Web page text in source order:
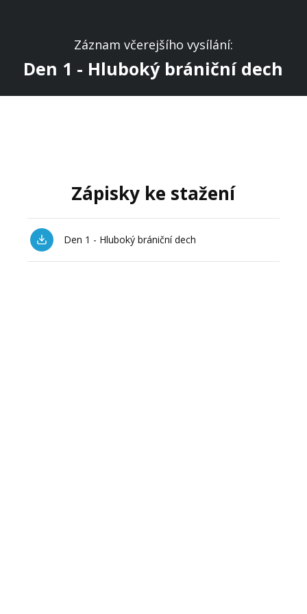
Záznam včerejšího vysílání:
Den 1 - Hluboký brániční dech
Zápisky ke stažení
Den 1 - Hluboký brániční dech